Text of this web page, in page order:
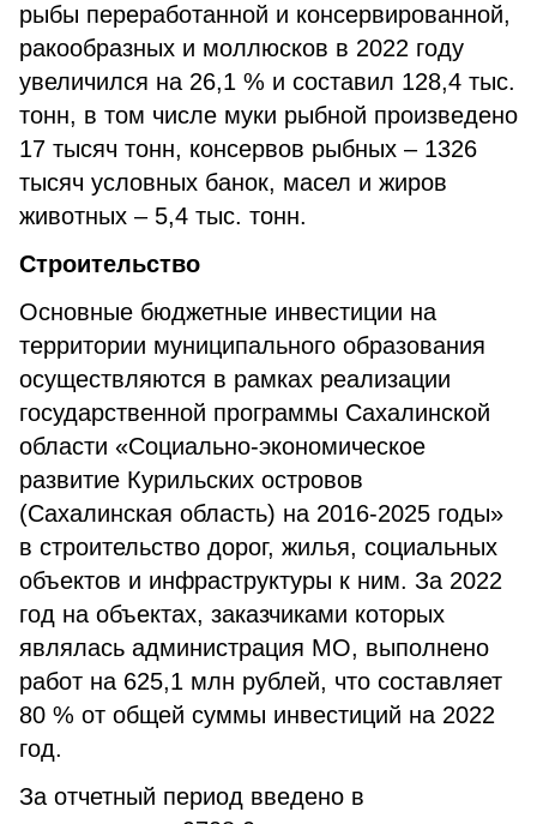
рыбы переработанной и консервированной,
ракообразных и моллюсков в 2022 году
увеличился на 26,1 % и составил 128,4 тыс.
тонн, в том числе муки рыбной произведено
17 тысяч тонн, консервов рыбных – 1326
тысяч условных банок, масел и жиров
животных – 5,4 тыс. тонн.
Строительство
Основные бюджетные инвестиции на
территории муниципального образования
осуществляются в рамках реализации
государственной программы Сахалинской
области «Социально-экономическое
развитие Курильских островов
(Сахалинская область) на 2016-2025 годы»
в строительство дорог, жилья, социальных
объектов и инфраструктуры к ним. За 2022
год на объектах, заказчиками которых
являлась администрация МО, выполнено
работ на 625,1 млн рублей, что составляет
80 % от общей суммы инвестиций на 2022
год.
За отчетный период введено в